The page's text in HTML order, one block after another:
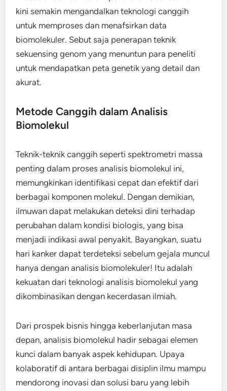
kini semakin mengandalkan teknologi canggih
untuk memproses dan menafsirkan data
biomolekuler. Sebut saja penerapan teknik
sekuensing genom yang menuntun para peneliti
untuk mendapatkan peta genetik yang detail dan
akurat.
Metode Canggih dalam Analisis
Biomolekul
Teknik-teknik canggih seperti spektrometri massa
penting dalam proses analisis biomolekul ini,
memungkinkan identifikasi cepat dan efektif dari
berbagai komponen molekul. Dengan demikian,
ilmuwan dapat melakukan deteksi dini terhadap
perubahan dalam kondisi biologis, yang bisa
menjadi indikasi awal penyakit. Bayangkan, suatu
hari kanker dapat terdeteksi sebelum gejala muncul
hanya dengan analisis biomolekuler! Itu adalah
kekuatan dari teknologi analisis biomolekul yang
dikombinasikan dengan kecerdasan ilmiah.
Dari prospek bisnis hingga keberlanjutan masa
depan, analisis biomolekul hadir sebagai elemen
kunci dalam banyak aspek kehidupan. Upaya
kolaboratif di antara berbagai disiplin ilmu mampu
mendorong inovasi dan solusi baru yang lebih